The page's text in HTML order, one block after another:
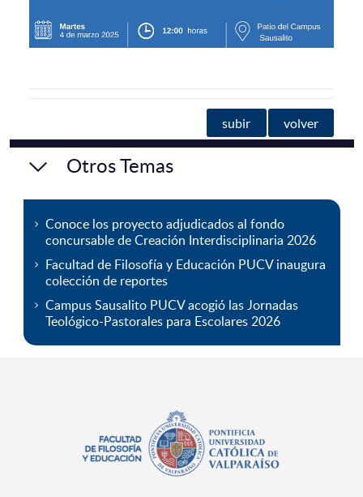
subir volver
Otros Temas
Conoce los proyecto adjudicados al fondo
concursable de Creación Interdisciplinaria 2026
Facultad de Filosofía y Educación PUCV inaugura
colección de reportes
Campus Sausalito PUCV acogió las Jornadas
Teológico-Pastorales para Escolares 2026